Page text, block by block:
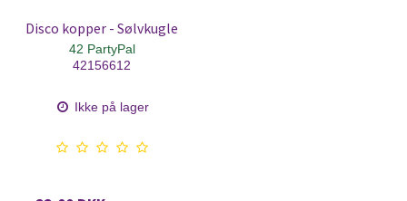
Disco kopper - Sølvkugle
42 PartyPal
42156612
Ikke på lager